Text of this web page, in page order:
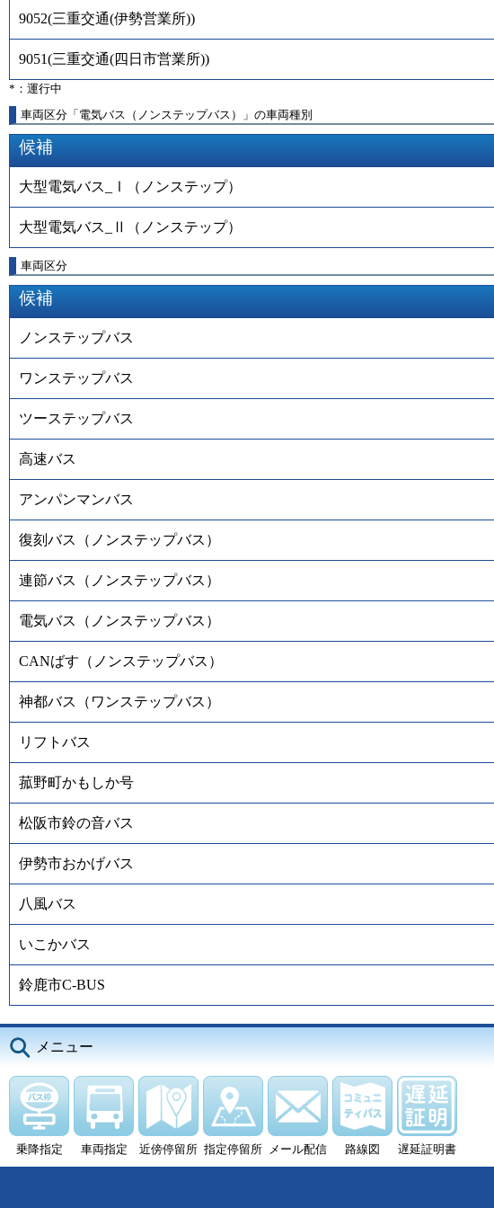
9052(三重交通(伊勢営業所))
9051(三重交通(四日市営業所))
*：運行中
車両区分「電気バス（ノンステップバス）」の車両種別
候補
大型電気バス_Ⅰ（ノンステップ）
大型電気バス_Ⅱ（ノンステップ）
車両区分
候補
ノンステップバス
ワンステップバス
ツーステップバス
高速バス
アンパンマンバス
復刻バス（ノンステップバス）
連節バス（ノンステップバス）
電気バス（ノンステップバス）
CANばす（ノンステップバス）
神都バス（ワンステップバス）
リフトバス
菰野町かもしか号
松阪市鈴の音バス
伊勢市おかげバス
八風バス
いこかバス
鈴鹿市C-BUS
メニュー
乗降指定 車両指定 近傍停留所 指定停留所 メール配信 路線図 遅延証明書